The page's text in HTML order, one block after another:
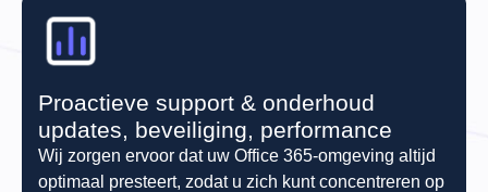
Proactieve support & onderhoud
updates, beveiliging, performance
Wij zorgen ervoor dat uw Office 365-omgeving altijd
optimaal presteert, zodat u zich kunt concentreren op